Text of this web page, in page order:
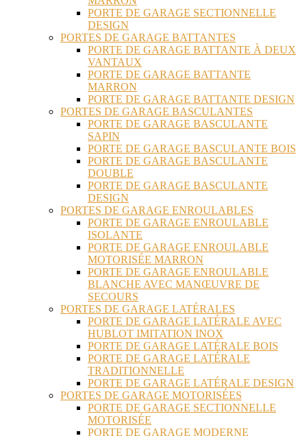
PORTE DE GARAGE SECTIONNELLE
DESIGN
PORTES DE GARAGE BATTANTES
PORTE DE GARAGE BATTANTE À DEUX
VANTAUX
PORTE DE GARAGE BATTANTE
MARRON
PORTE DE GARAGE BATTANTE DESIGN
PORTES DE GARAGE BASCULANTES
PORTE DE GARAGE BASCULANTE
SAPIN
PORTE DE GARAGE BASCULANTE BOIS
PORTE DE GARAGE BASCULANTE
DOUBLE
PORTE DE GARAGE BASCULANTE
DESIGN
PORTES DE GARAGE ENROULABLES
PORTE DE GARAGE ENROULABLE
ISOLANTE
PORTE DE GARAGE ENROULABLE
MOTORISÉE MARRON
PORTE DE GARAGE ENROULABLE
BLANCHE AVEC MANŒUVRE DE
SECOURS
PORTES DE GARAGE LATÉRALES
PORTE DE GARAGE LATÉRALE AVEC
HUBLOT IMITATION INOX
PORTE DE GARAGE LATÉRALE BOIS
PORTE DE GARAGE LATÉRALE
TRADITIONNELLE
PORTE DE GARAGE LATÉRALE DESIGN
PORTES DE GARAGE MOTORISÉES
PORTE DE GARAGE SECTIONNELLE
MOTORISÉE
PORTE DE GARAGE MODERNE